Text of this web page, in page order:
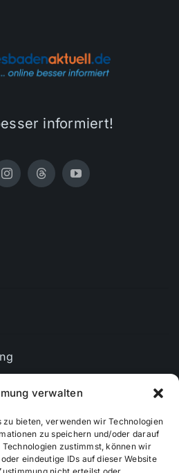
verwalten
zu bieten, verwenden wir Technologien
zu speichern und/oder darauf
zustimmst, können wir
eindeutige IDs auf dieser Website
informiert!